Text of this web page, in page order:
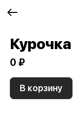
0 ₽
В корзину